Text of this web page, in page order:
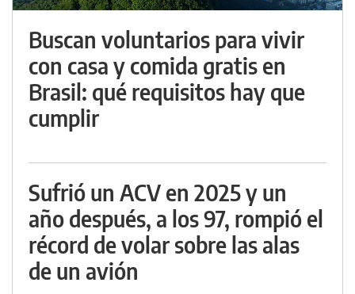
Buscan voluntarios para vivir
con casa y comida gratis en
Brasil: qué requisitos hay que
cumplir
Sufrió un ACV en 2025 y un
año después, a los 97, rompió el
récord de volar sobre las alas
de un avión